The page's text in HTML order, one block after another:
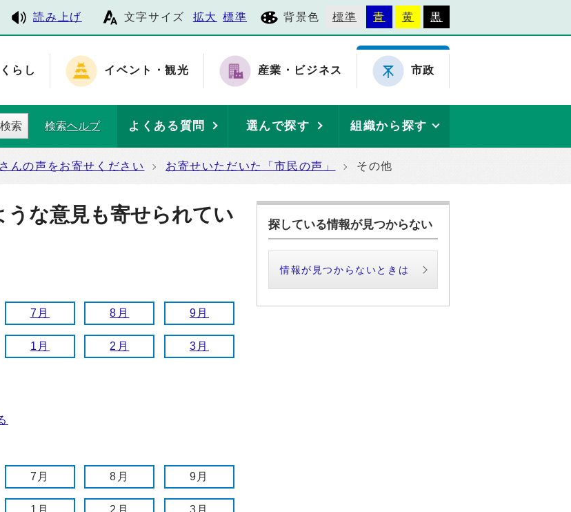
読み上げ 文字サイズ 拡大 標準 背景色 標準 青 黄 黒
くらし イベント・観光 産業・ビジネス 市政
検索 検索ヘルプ よくある質問 選んで探す 組織から探す
んの声をお寄せください お寄せいただいた「市民の声」 その他
な意見も寄せられてい
7月 8月 9月
1月 2月 3月
7月 8月 9月
1月 2月 3月
探している情報が見つからない
情報が見つからないときは